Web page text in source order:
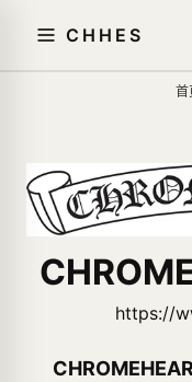
CHHES
首
https://